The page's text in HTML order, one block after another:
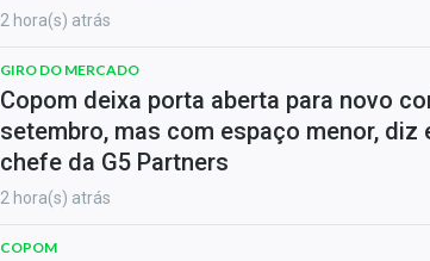
2 hora(s) atrás
GIRO DO MERCADO
Copom deixa porta aberta para novo
setembro, mas com espaço menor, diz
chefe da G5 Partners
2 hora(s) atrás
COPOM